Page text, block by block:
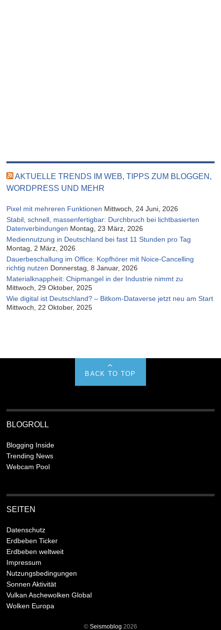
AKTUELLE TRENDS IM WEB, TIPPS ZUM BLOGGEN,
WORDPRESS UND MEHR
Pixel mit mehreren Funktionen Mittwoch, 24 Juni, 2026
Stabil, schnell, massenfertigbar: Durchbruch bei lichtbasierten
Datenverbindungen Montag, 23 März, 2026
Mediennutzung in Deutschland bei fast 11 Stunden pro Tag
Montag, 2 März, 2026
Dauerbeschallung im Office: Kopfhörer mit Noice-Cancelling
richtig nutzen Donnerstag, 8 Januar, 2026
Materialknappheit: Chipmangel in der Industrie nimmt zu
Mittwoch, 29 Oktober, 2025
Wie digital ist Deutschland? – Bitkom-Dataverse jetzt neu am Start
Mittwoch, 22 Oktober, 2025
BACK TO TOP
BLOGROLL
Blogging Inside
Trending News
Webcam Pool
SEITEN
Datenschutz
Erdbeben Ticker
Erdbeben weltweit
Impressum
Nutzungsbedingungen
Sonnen Aktivität
Vulkan Aschewolken Global
Wolken Europa
© Seismoblog 2026